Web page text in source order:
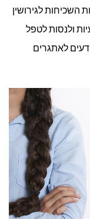
לגירושין
ולנסות לטפל
לאתגרים